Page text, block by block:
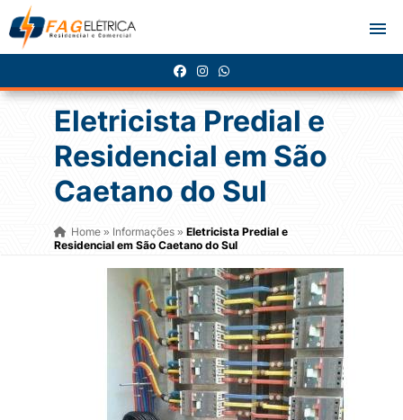
Eletricista Predial e
Residencial em São
Caetano do Sul
Home» Informações » Eletricista Predial e
Residencial em São Caetano do Sul